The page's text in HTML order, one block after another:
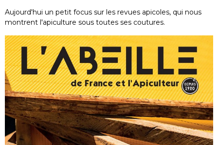
Aujourd'hui un petit focus sur les revues apicoles, qui nous
montrent l'apiculture sous toutes ses coutures.